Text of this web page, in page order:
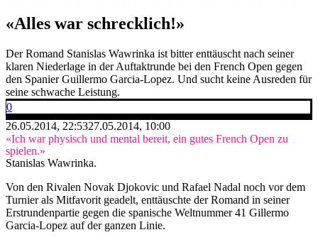
«Alles war schrecklich!»
Der Romand Stanislas Wawrinka ist bitter enttäuscht nach seiner
klaren Niederlage in der Auftaktrunde bei den French Open gegen
den Spanier Guillermo Garcia-Lopez. Und sucht keine Ausreden für
seine schwache Leistung.
0
26.05.2014, 22:5327.05.2014, 10:00
«Ich war physisch und mental bereit, ein gutes French Open zu
spielen.»
Stanislas Wawrinka.
Von den Rivalen Novak Djokovic und Rafael Nadal noch vor dem
Turnier als Mitfavorit geadelt, enttäuschte der Romand in seiner
Erstrundenpartie gegen die spanische Weltnummer 41 Gillermo
Garcia-Lopez auf der ganzen Linie.